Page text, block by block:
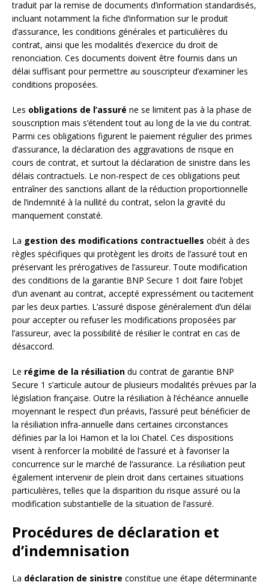
traduit par la remise de documents d’information standardisés,
incluant notamment la fiche d’information sur le produit
d’assurance, les conditions générales et particulières du
contrat, ainsi que les modalités d’exercice du droit de
renonciation. Ces documents doivent être fournis dans un
délai suffisant pour permettre au souscripteur d’examiner les
conditions proposées.
Les obligations de l’assuré ne se limitent pas à la phase de
souscription mais s’étendent tout au long de la vie du contrat.
Parmi ces obligations figurent le paiement régulier des primes
d’assurance, la déclaration des aggravations de risque en
cours de contrat, et surtout la déclaration de sinistre dans les
délais contractuels. Le non-respect de ces obligations peut
entraîner des sanctions allant de la réduction proportionnelle
de l’indemnité à la nullité du contrat, selon la gravité du
manquement constaté.
La gestion des modifications contractuelles obéit à des
règles spécifiques qui protègent les droits de l’assuré tout en
préservant les prérogatives de l’assureur. Toute modification
des conditions de la garantie BNP Secure 1 doit faire l’objet
d’un avenant au contrat, accepté expressément ou tacitement
par les deux parties. L’assuré dispose généralement d’un délai
pour accepter ou refuser les modifications proposées par
l’assureur, avec la possibilité de résilier le contrat en cas de
désaccord.
Le régime de la résiliation du contrat de garantie BNP
Secure 1 s’articule autour de plusieurs modalités prévues par la
législation française. Outre la résiliation à l’échéance annuelle
moyennant le respect d’un préavis, l’assuré peut bénéficier de
la résiliation infra-annuelle dans certaines circonstances
définies par la loi Hamon et la loi Chatel. Ces dispositions
visent à renforcer la mobilité de l’assuré et à favoriser la
concurrence sur le marché de l’assurance. La résiliation peut
également intervenir de plein droit dans certaines situations
particulières, telles que la disparition du risque assuré ou la
modification substantielle de la situation de l’assuré.
Procédures de déclaration et
d’indemnisation
La déclaration de sinistre constitue une étape déterminante